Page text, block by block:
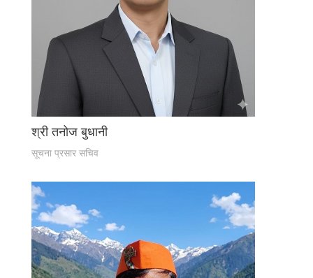
श्री तनोज बुधानी
सूचना प्रसार सचिव